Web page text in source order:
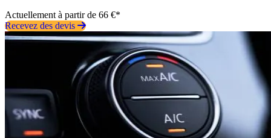
Actuellement à partir de 66 €*
Recevez des devis